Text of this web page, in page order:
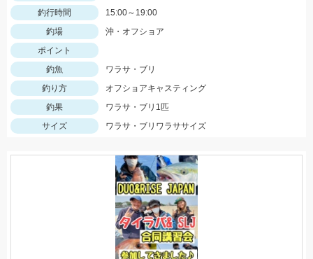
釣行時間
15:00～19:00
釣場
沖・オフショア
ポイント
釣魚
ワラサ・ブリ
釣り方
オフショアキャスティング
釣果
ワラサ・ブリ1匹
サイズ
ワラサ・ブリワラササイズ